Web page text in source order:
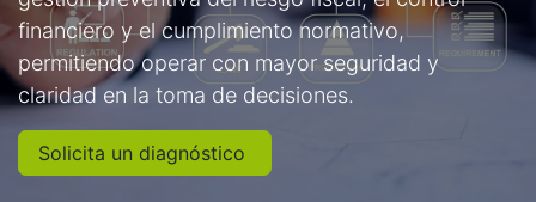
financiero y el cumplimiento normativo,
permitiendo operar con mayor seguridad y
claridad en la toma de decisiones.
Solicita un diagnóstico